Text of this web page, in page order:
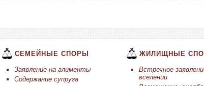
СЕМЕЙНЫЕ СПОРЫ
Заявление на алименты
Содержание супруга
ЖИЛИЩНЫЕ
Встречное
вселении